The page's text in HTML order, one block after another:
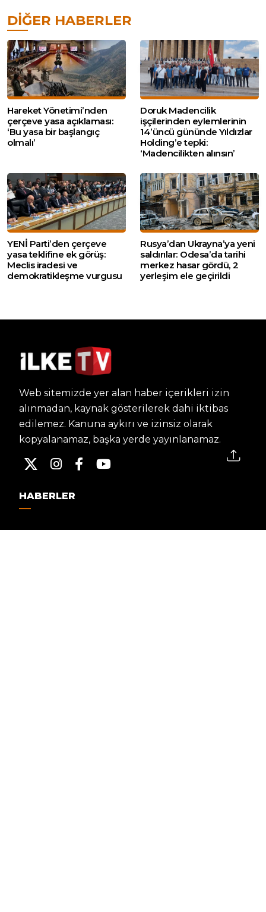
DIĞER HABERLER
Hareket Yönetimi’nden
çerçeve yasa açıklaması:
‘Bu yasa bir başlangıç
olmalı’
Doruk Madencilik
işçilerinden eylemlerinin
14’üncü gününde Yıldızlar
Holding’e tepki:
‘Madencilikten alınsın’
YENİ Parti’den çerçeve
yasa teklifine ek görüş:
Meclis iradesi ve
demokratikleşme vurgusu
Rusya’dan Ukrayna’ya yeni
saldırılar: Odesa’da tarihi
merkez hasar gördü, 2
yerleşim ele geçirildi
Web sitemizde yer alan haber içerikleri izin
alınmadan, kaynak gösterilerek dahi iktibas
edilemez. Kanuna aykırı ve izinsiz olarak
kopyalanamaz, başka yerde yayınlanamaz.
HABERLER